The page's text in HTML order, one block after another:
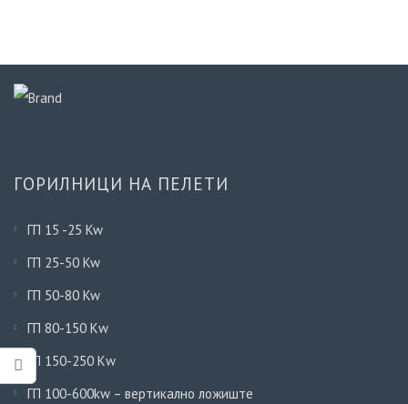
ГОРИЛНИЦИ НА ПЕЛЕТИ
ГП 15 -25 Kw
ГП 25-50 Kw
ГП 50-80 Kw
ГП 80-150 Кw
ГП 150-250 Кw
ГП 100-600kw – вертикално ложиште